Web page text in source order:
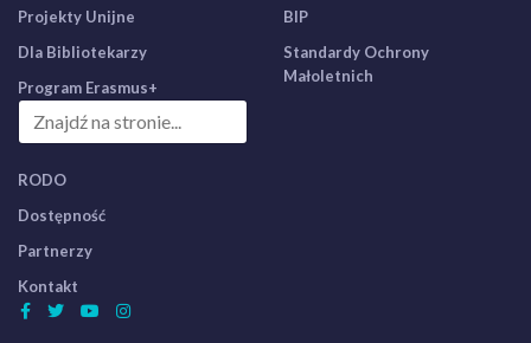
Projekty Unijne
Dla Bibliotekarzy
Program Erasmus+
BIP
Standardy Ochrony
Małoletnich
RODO
Dostępność
Partnerzy
Kontakt